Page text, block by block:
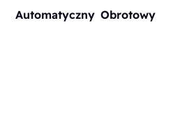
Automatyczny Obrotowy